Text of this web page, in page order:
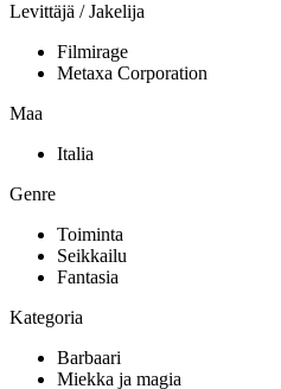
Levittäjä / Jakelija
Filmirage
Metaxa Corporation
Maa
Italia
Genre
Toiminta
Seikkailu
Fantasia
Kategoria
Barbaari
Miekka ja magia